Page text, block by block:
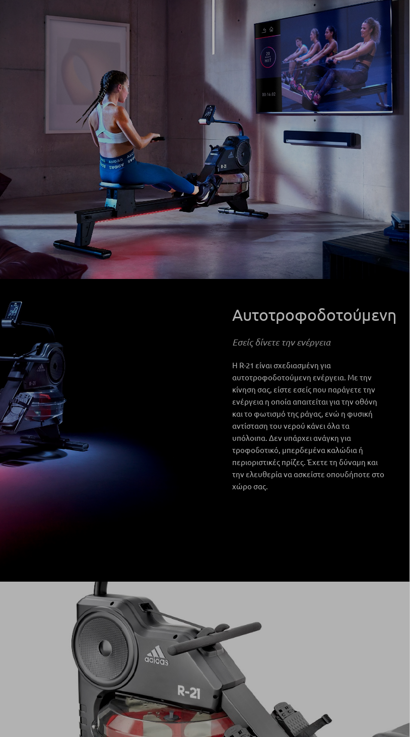
Αυτοτροφοδοτούμενη
Εσείς δίνετε την ενέργεια
Η R-21 είναι σχεδιασμένη για
αυτοτροφοδοτούμενη ενέργεια. Με την
κίνηση σας, είστε εσείς που παράγετε την
ενέργεια η οποία απαιτείται για την οθόνη
και το φωτισμό της ράγας, ενώ η φυσική
αντίσταση του νερού κάνει όλα τα
υπόλοιπα. Δεν υπάρχει ανάγκη για
τροφοδοτικό, μπερδεμένα καλώδια ή
περιοριστικές πρίζες. Έχετε τη δύναμη και
την ελευθερία να ασκείστε οπουδήποτε στο
χώρο σας.